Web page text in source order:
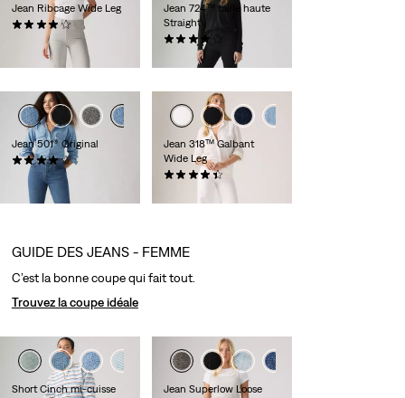
Jean Ribcage Wide Leg
(1130)
119,95 €
Jean 724™ taille haute
Straight
(1264)
109,95 €
Jean 501® Original
(1215)
109,95 €
Jean 318™ Galbant
Wide Leg
+2
Short Cinch mi-cuisse Jean Superlow Loose
GUIDE DES JEANS - FEMME
C’est la bonne coupe qui fait tout.
Trouvez la coupe idéale